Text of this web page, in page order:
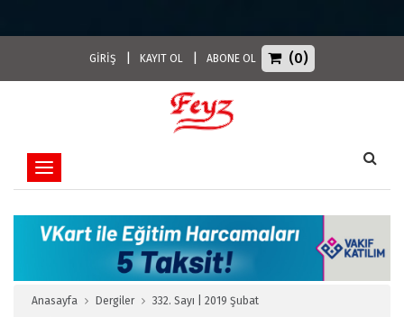
GİRİŞ KAYIT OL ABONE OL (0)
Toggle navigation
Anasayfa Dergiler
332. Sayı | 2019 Şubat